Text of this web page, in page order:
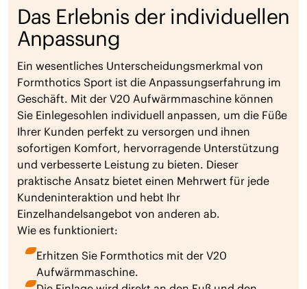
Das Erlebnis der individuellen
Anpassung
Ein wesentliches Unterscheidungsmerkmal von
Formthotics Sport ist die Anpassungserfahrung im
Geschäft. Mit der V20 Aufwärmmaschine können
Sie Einlegesohlen individuell anpassen, um die Füße
Ihrer Kunden perfekt zu versorgen und ihnen
sofortigen Komfort, hervorragende Unterstützung
und verbesserte Leistung zu bieten. Dieser
praktische Ansatz bietet einen Mehrwert für jede
Kundeninteraktion und hebt Ihr
Einzelhandelsangebot von anderen ab.
Wie es funktioniert:
Erhitzen Sie Formthotics mit der V20
Aufwärmmaschine.